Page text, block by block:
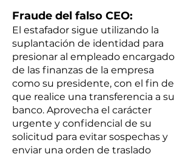
Fraude del falso CEO:
El estafador sigue utilizando la
suplantación de identidad para
presionar al empleado encargado
de las finanzas de la empresa
como su presidente, con el fin de
que realice una transferencia a su
banco. Aprovecha el carácter
urgente y confidencial de su
solicitud para evitar sospechas y
enviar una orden de traslado